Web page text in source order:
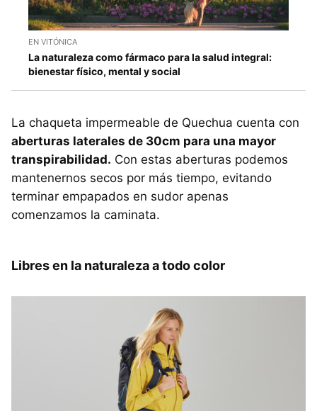
EN VITÓNICA
La naturaleza como fármaco para la salud integral:
bienestar físico, mental y social
La chaqueta impermeable de Quechua cuenta con
aberturas laterales de 30cm para una mayor
transpirabilidad. Con estas aberturas podemos
mantenernos secos por más tiempo, evitando
terminar empapados en sudor apenas
comenzamos la caminata.
Libres en la naturaleza a todo color